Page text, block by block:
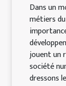
Dans un
métiers
jouent un
société
dressons